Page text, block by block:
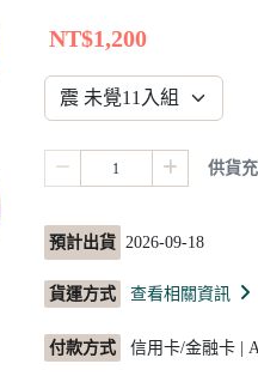
NT$1,200
供貨
預計出貨 2026-09-18
貨運方式 查看相關資訊
付款方式 信用卡/金融卡 |